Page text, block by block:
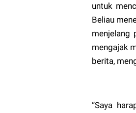
untuk
Beliau
menjelang
mengajak
berita,
“Saya